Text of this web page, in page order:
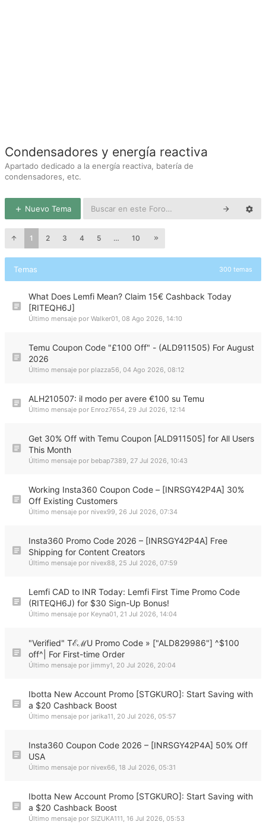
Condensadores y energía reactiva
Apartado dedicado a la energía reactiva, batería de
condensadores, etc.
Nuevo Tema
1 2 3 4 5 … 10
Temas 300 temas
What Does Lemfi Mean? Claim 15€ Cashback Today
[RITEQH6J]
Último mensaje por Walker01, 08 Ago 2026, 14:10
Temu Coupon Code "£100 Off" - (ALD911505) For August
2026
Último mensaje por plazza56, 04 Ago 2026, 08:12
ALH210507: il modo per avere €100 su Temu
Último mensaje por Enroz7654, 29 Jul 2026, 12:14
Get 30% Off with Temu Coupon [ALD911505] for All Users
This Month
Último mensaje por bebap7389, 27 Jul 2026, 10:43
Working Insta360 Coupon Code – [INRSGY42P4A] 30%
Off Existing Customers
Último mensaje por nivex99, 26 Jul 2026, 07:34
Insta360 Promo Code 2026 – [INRSGY42P4A] Free
Shipping for Content Creators
Último mensaje por nivex88, 25 Jul 2026, 07:59
Lemfi CAD to INR Today: Lemfi First Time Promo Code
(RITEQH6J) for $30 Sign-Up Bonus!
Último mensaje por Keyna01, 21 Jul 2026, 14:04
"Verified" TℰℳU Promo Code » ["ALD829986"] ^$100
off^| For First-time Order
Último mensaje por jimmy1, 20 Jul 2026, 20:04
Ibotta New Account Promo [STGKURO]: Start Saving with
a $20 Cashback Boost
Último mensaje por jarika11, 20 Jul 2026, 05:57
Insta360 Coupon Code 2026 – [INRSGY42P4A] 50% Off
USA
Último mensaje por nivex66, 18 Jul 2026, 05:31
Ibotta New Account Promo [STGKURO]: Start Saving with
a $20 Cashback Boost
Último mensaje por SIZUKA111, 16 Jul 2026, 05:53